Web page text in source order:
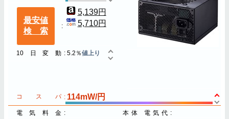
最安値
検索
5,139円
5,710円
10日変動 5.2％値上り
コスパ 114mW/円
電気料金 本体 電気代